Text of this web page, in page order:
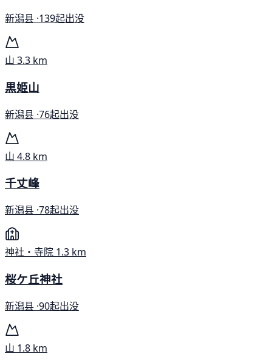
新潟县 ·139起出没
山 3.3 km
黒姫山
新潟县 ·76起出没
山 4.8 km
千丈峰
新潟县 ·78起出没
神社・寺院 1.3 km
桜ケ丘神社
新潟县 ·90起出没
山 1.8 km